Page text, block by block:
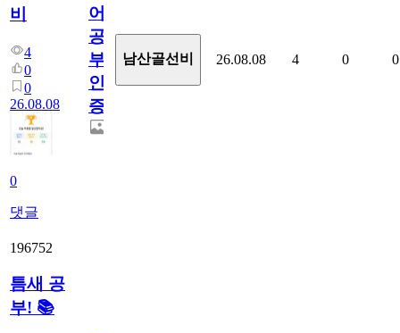
비
4
0
0
26.08.08
0
댓글
어
공
부
인
증
남산골선비 26.08.08 4 0 0
196752
틈새 공
부! 📚